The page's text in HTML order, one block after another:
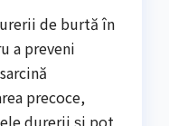
de burtă în
a preveni
precoce,
durerii și pot